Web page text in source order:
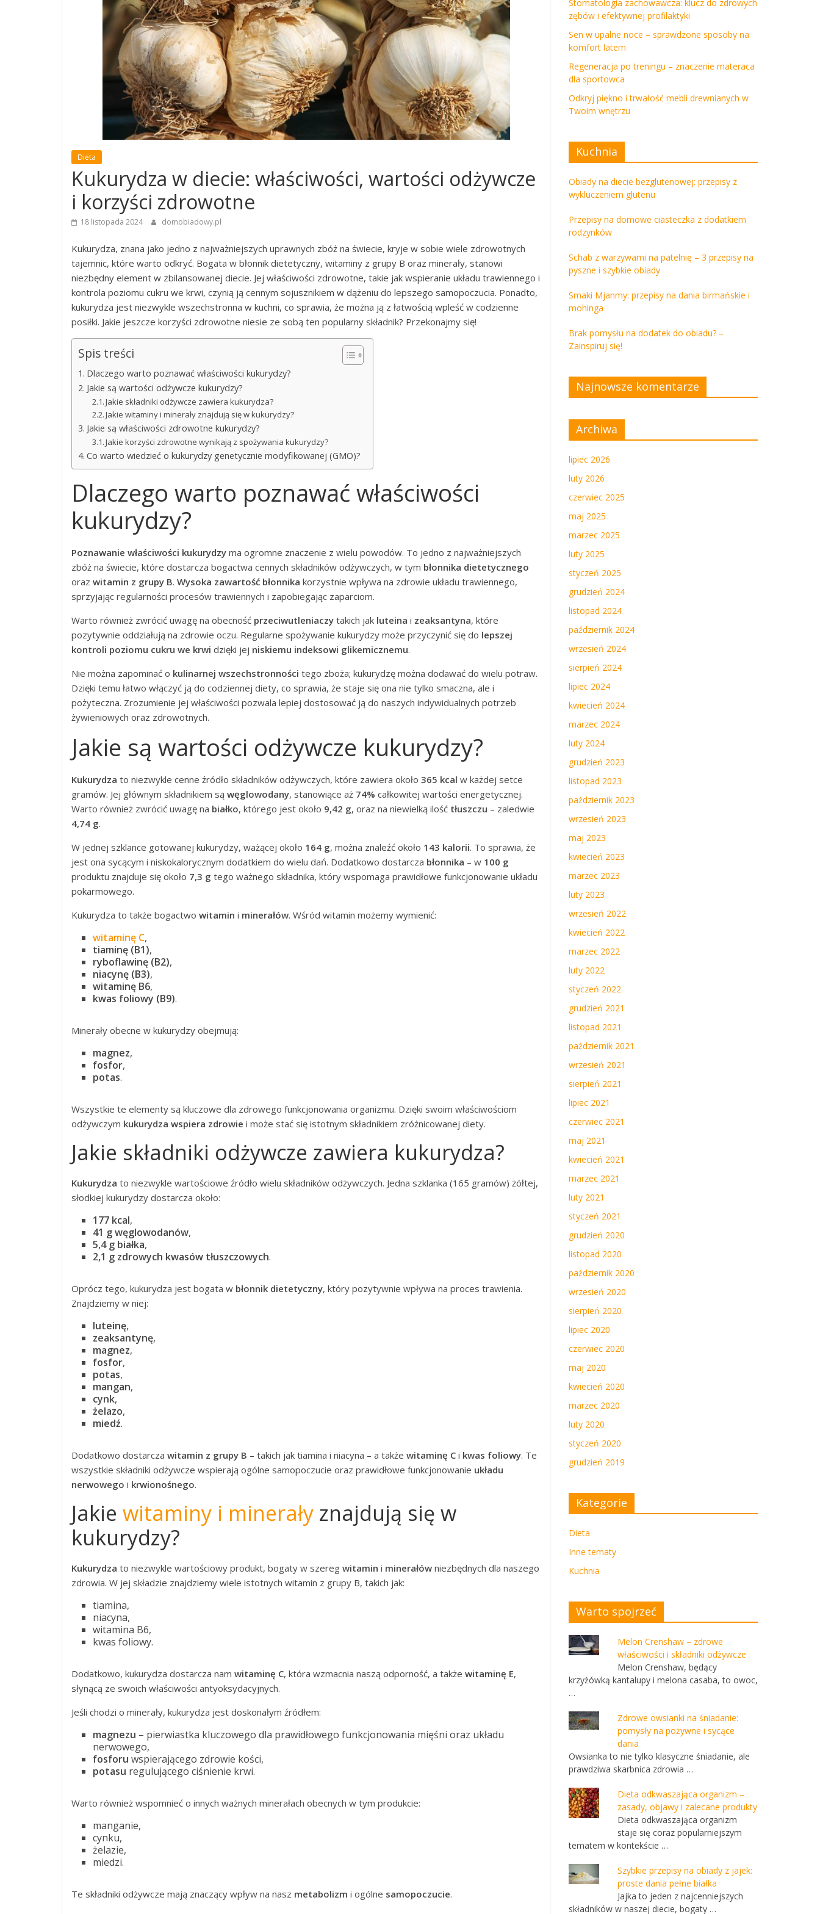
Dieta
Kukurydza w diecie: właściwości, wartości odżywcze
i korzyści zdrowotne
18 listopada 2024 domobiadowy.pl
Kukurydza, znana jako jedno z najważniejszych uprawnych zbóż na świecie, kryje w sobie wiele zdrowotnych
tajemnic, które warto odkryć. Bogata w błonnik dietetyczny, witaminy z grupy B oraz minerały, stanowi
niezbędny element w zbilansowanej diecie. Jej właściwości zdrowotne, takie jak wspieranie układu trawiennego i
kontrola poziomu cukru we krwi, czynią ją cennym sojusznikiem w dążeniu do lepszego samopoczucia. Ponadto,
kukurydza jest niezwykle wszechstronna w kuchni, co sprawia, że można ją z łatwością wpleść w codzienne
posiłki. Jakie jeszcze korzyści zdrowotne niesie ze sobą ten popularny składnik? Przekonajmy się!
Spis treści
Dlaczego warto poznawać właściwości kukurydzy?
Jakie są wartości odżywcze kukurydzy?
Jakie składniki odżywcze zawiera kukurydza?
Jakie witaminy i minerały znajdują się w kukurydzy?
Jakie są właściwości zdrowotne kukurydzy?
Jakie korzyści zdrowotne wynikają z spożywania kukurydzy?
Co warto wiedzieć o kukurydzy genetycznie modyfikowanej (GMO)?
Dlaczego warto poznawać właściwości
kukurydzy?
Poznawanie właściwości kukurydzy ma ogromne znaczenie z wielu powodów. To jedno z najważniejszych
zbóż na świecie, które dostarcza bogactwa cennych składników odżywczych, w tym błonnika dietetycznego
oraz witamin z grupy B. Wysoka zawartość błonnika korzystnie wpływa na zdrowie układu trawiennego,
sprzyjając regularności procesów trawiennych i zapobiegając zaparciom.
Warto również zwrócić uwagę na obecność przeciwutleniaczy takich jak luteina i zeaksantyna, które
pozytywnie oddziałują na zdrowie oczu. Regularne spożywanie kukurydzy może przyczynić się do lepszej
kontroli poziomu cukru we krwi dzięki jej niskiemu indeksowi glikemicznemu.
Nie można zapominać o kulinarnej wszechstronności tego zboża; kukurydzę można dodawać do wielu potraw.
Dzięki temu łatwo włączyć ją do codziennej diety, co sprawia, że staje się ona nie tylko smaczna, ale i
pożyteczna. Zrozumienie jej właściwości pozwala lepiej dostosować ją do naszych indywidualnych potrzeb
żywieniowych oraz zdrowotnych.
Jakie są wartości odżywcze kukurydzy?
Kukurydza to niezwykle cenne źródło składników odżywczych, które zawiera około 365 kcal w każdej setce
gramów. Jej głównym składnikiem są węglowodany, stanowiące aż 74% całkowitej wartości energetycznej.
Warto również zwrócić uwagę na białko, którego jest około 9,42 g, oraz na niewielką ilość tłuszczu – zaledwie
4,74 g.
W jednej szklance gotowanej kukurydzy, ważącej około 164 g, można znaleźć około 143 kalorii. To sprawia, że
jest ona sycącym i niskokalorycznym dodatkiem do wielu dań. Dodatkowo dostarcza błonnika – w 100 g
produktu znajduje się około 7,3 g tego ważnego składnika, który wspomaga prawidłowe funkcjonowanie układu
pokarmowego.
Kukurydza to także bogactwo witamin i minerałów. Wśród witamin możemy wymienić:
witaminę C,
tiaminę (B1),
ryboflawinę (B2),
niacynę (B3),
witaminę B6,
kwas foliowy (B9).
Minerały obecne w kukurydzy obejmują:
magnez,
fosfor,
potas.
Wszystkie te elementy są kluczowe dla zdrowego funkcjonowania organizmu. Dzięki swoim właściwościom
odżywczym kukurydza wspiera zdrowie i może stać się istotnym składnikiem zróżnicowanej diety.
Jakie składniki odżywcze zawiera kukurydza?
Kukurydza to niezwykle wartościowe źródło wielu składników odżywczych. Jedna szklanka (165 gramów) żółtej,
słodkiej kukurydzy dostarcza około:
177 kcal,
41 g węglowodanów,
5,4 g białka,
2,1 g zdrowych kwasów tłuszczowych.
Oprócz tego, kukurydza jest bogata w błonnik dietetyczny, który pozytywnie wpływa na proces trawienia.
Znajdziemy w niej:
luteinę,
zeaksantynę,
magnez,
fosfor,
potas,
mangan,
cynk,
żelazo,
miedź.
Dodatkowo dostarcza witamin z grupy B – takich jak tiamina i niacyna – a także witaminę C i kwas foliowy. Te
wszystkie składniki odżywcze wspierają ogólne samopoczucie oraz prawidłowe funkcjonowanie układu
nerwowego i krwionośnego.
Jakie witaminy i minerały znajdują się w
kukurydzy?
Kukurydza to niezwykle wartościowy produkt, bogaty w szereg witamin i minerałów niezbędnych dla naszego
zdrowia. W jej składzie znajdziemy wiele istotnych witamin z grupy B, takich jak:
tiamina,
niacyna,
witamina B6,
kwas foliowy.
Dodatkowo, kukurydza dostarcza nam witaminę C, która wzmacnia naszą odporność, a także witaminę E,
słynącą ze swoich właściwości antyoksydacyjnych.
Jeśli chodzi o minerały, kukurydza jest doskonałym źródłem:
magnezu – pierwiastka kluczowego dla prawidłowego funkcjonowania mięśni oraz układu
nerwowego,
fosforu wspierającego zdrowie kości,
potasu regulującego ciśnienie krwi.
Warto również wspomnieć o innych ważnych minerałach obecnych w tym produkcie:
manganie,
cynku,
żelazie,
miedzi.
Te składniki odżywcze mają znaczący wpływ na nasz metabolizm i ogólne samopoczucie.
Stomatologia zachowawcza: klucz do zdrowych
zębów i efektywnej profilaktyki
Sen w upalne noce – sprawdzone sposoby na
komfort latem
Regeneracja po treningu – znaczenie materaca
dla sportowca
Odkryj piękno i trwałość mebli drewnianych w
Twoim wnętrzu
Kuchnia
Obiady na diecie bezglutenowej: przepisy z
wykluczeniem glutenu
Przepisy na domowe ciasteczka z dodatkiem
rodzynków
Schab z warzywami na patelnię – 3 przepisy na
pyszne i szybkie obiady
Smaki Mjanmy: przepisy na dania birmańskie i
mohinga
Brak pomysłu na dodatek do obiadu? –
Zainspiruj się!
Najnowsze komentarze
Archiwa
lipiec 2026
luty 2026
czerwiec 2025
maj 2025
marzec 2025
luty 2025
styczeń 2025
grudzień 2024
listopad 2024
październik 2024
wrzesień 2024
sierpień 2024
lipiec 2024
kwiecień 2024
marzec 2024
luty 2024
grudzień 2023
listopad 2023
październik 2023
wrzesień 2023
maj 2023
kwiecień 2023
marzec 2023
luty 2023
wrzesień 2022
kwiecień 2022
marzec 2022
luty 2022
styczeń 2022
grudzień 2021
listopad 2021
październik 2021
wrzesień 2021
sierpień 2021
lipiec 2021
czerwiec 2021
maj 2021
kwiecień 2021
marzec 2021
luty 2021
styczeń 2021
grudzień 2020
listopad 2020
październik 2020
wrzesień 2020
sierpień 2020
lipiec 2020
czerwiec 2020
maj 2020
kwiecień 2020
marzec 2020
luty 2020
styczeń 2020
grudzień 2019
Kategorie
Dieta
Inne tematy
Kuchnia
Warto spojrzeć
Melon Crenshaw – zdrowe
właściwości i składniki odżywcze
Melon Crenshaw, będący
krzyżówką kantalupy i melona casaba, to owoc,
…
Zdrowe owsianki na śniadanie:
pomysły na pożywne i sycące
dania
Owsianka to nie tylko klasyczne śniadanie, ale
prawdziwa skarbnica zdrowia …
Dieta odkwaszająca organizm –
zasady, objawy i zalecane produkty
Dieta odkwaszająca organizm
staje się coraz popularniejszym
tematem w kontekście …
Szybkie przepisy na obiady z jajek:
proste dania pełne białka
Jajka to jeden z najcenniejszych
składników w naszej diecie, bogaty …